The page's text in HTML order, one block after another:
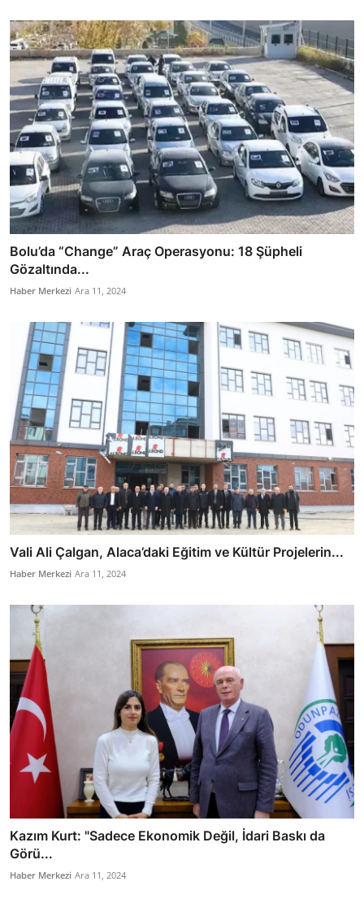
Bolu’da “Change” Araç Operasyonu: 18 Şüpheli
Gözaltında...
Haber Merkezi Ara 11, 2024
Vali Ali Çalgan, Alaca’daki Eğitim ve Kültür Projelerin...
Haber Merkezi Ara 11, 2024
Kazım Kurt: "Sadece Ekonomik Değil, İdari Baskı da
Görü...
Haber Merkezi Ara 11, 2024